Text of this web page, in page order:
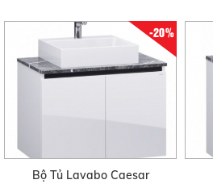
-20%
Bộ Tủ Lavabo Caesar